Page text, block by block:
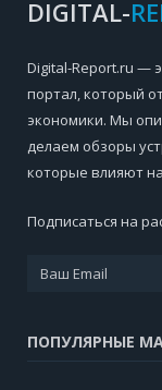
DIGITAL-
Digital-Report.ru —
портал, который
экономики. Мы
делаем обзоры
которые влияют
Подписаться на
ПОПУЛЯРНЫЕ